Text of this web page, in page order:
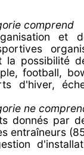
comprend
et
la possibilité
football,
d'hiver,
ne
donnés par
entraîneurs